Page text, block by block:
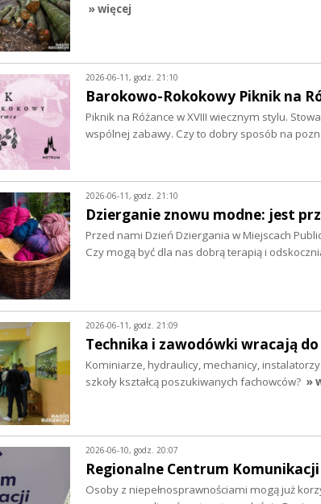
» więcej
2026-06-11, godz. 21:10
Barokowo-Rokokowy Piknik na
Piknik na Różance w XVIII wiecznym stylu.
wspólnej zabawy. Czy to dobry sposób na
2026-06-11, godz. 21:10
Dzierganie znowu modne: jest
Przed nami Dzień Dziergania w Miejscach
Czy mogą być dla nas dobrą terapią i
2026-06-11, godz. 21:09
Technika i zawodówki wracają do
Kominiarze, hydraulicy, mechanicy,
szkoły kształcą poszukiwanych fachowców? »
2026-06-10, godz. 20:07
Regionalne Centrum
Osoby z niepełnosprawnościami mogą już